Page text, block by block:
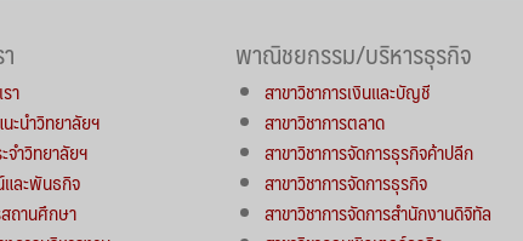
า
ะนำวิทยาลัยฯ
จำวิทยาลัยฯ
ละพันธกิจ
ถานศึกษา
พาณิชยกรรม/บริหารธุรกิจ
สาขาวิชาการเงินและบัญชี
สาขาวิชาการตลาด
สาขาวิชาการจัดการธุรกิจค้าปลีก
สาขาวิชาการจัดการธุรกิจ
สาขาวิชาการจัดการสำนักงานดิจิทัล